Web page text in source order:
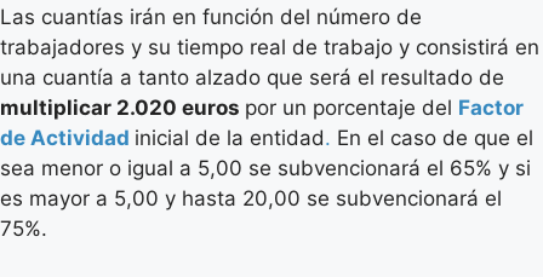
Las cuantías irán en función del número de
trabajadores y su tiempo real de trabajo y consistirá en
una cuantía a tanto alzado que será el resultado de
multiplicar 2.020 euros por un porcentaje del Factor
de Actividad inicial de la entidad. En el caso de que el
sea menor o igual a 5,00 se subvencionará el 65% y si
es mayor a 5,00 y hasta 20,00 se subvencionará el
75%.